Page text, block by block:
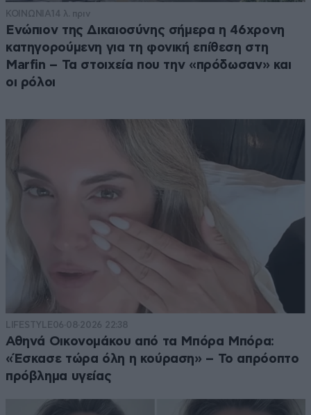
ΚΟΙΝΩΝΙΑ14 λ. πριν
Ενώπιον της Δικαιοσύνης σήμερα η 46χρονη
κατηγορούμενη για τη φονική επίθεση στη
Marfin – Τα στοιχεία που την «πρόδωσαν» και
οι ρόλοι
LIFESTYLE06·08·2026 22:38
Αθηνά Οικονομάκου από τα Μπόρα Μπόρα:
«Έσκασε τώρα όλη η κούραση» – Το απρόοπτο
πρόβλημα υγείας